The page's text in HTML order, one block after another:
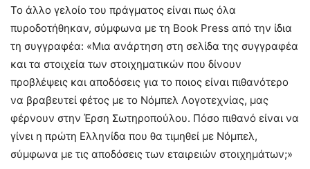
Το άλλο γελοίο του πράγματος είναι πως όλα
πυροδοτήθηκαν, σύμφωνα με τη Book Press από την ίδια
τη συγγραφέα: «Μια ανάρτηση στη σελίδα της συγγραφέα
και τα στοιχεία των στοιχηματικών που δίνουν
προβλέψεις και αποδόσεις για το ποιος είναι πιθανότερο
να βραβευτεί φέτος με το Νόμπελ Λογοτεχνίας, μας
φέρνουν στην Έρση Σωτηροπούλου. Πόσο πιθανό είναι να
γίνει η πρώτη Ελληνίδα που θα τιμηθεί με Νόμπελ,
σύμφωνα με τις αποδόσεις των εταιρειών στοιχημάτων;»